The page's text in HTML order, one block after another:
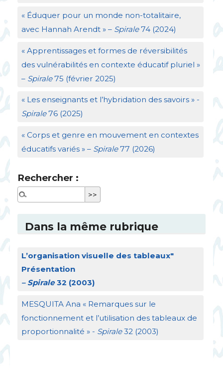
« Éduquer pour un monde non-totalitaire,
avec Hannah Arendt » – Spirale74 (2024)
« Apprentissages et formes de réversibilités
des vulnérabilités en contexte éducatif pluriel »
– Spirale75 (février 2025)
« Les enseignants et l’hybridation des savoirs » -
Spirale76 (2025)
« Corps et genre en mouvement en contextes
éducatifs variés » – Spirale77 (2026)
Rechercher :
Dans la même rubrique
L’organisation visuelle des tableaux"
Présentation
– Spirale32 (2003)
MESQUITAAna « Remarques sur le
fonctionnement et l’utilisation des tableaux de
proportionnalité » - Spirale32 (2003)